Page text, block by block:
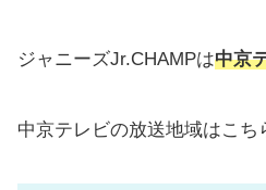
ジャニーズJr.CHAMPは中京
中京テレビの放送地域はこち